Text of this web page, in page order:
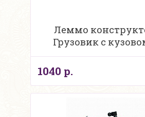
Леммо
Грузовик с
1040 р.